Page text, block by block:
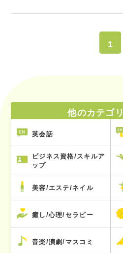
1
他のカテゴ
英会話
ビジネス資格/スキルア
ップ
美容/エステ/ネイル
癒し/心理/セラピー
音楽/演劇/マスコミ